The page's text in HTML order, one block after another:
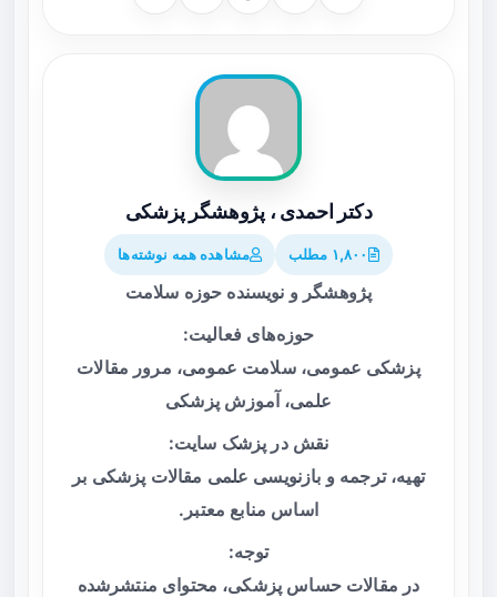
دکتر احمدی ، پژوهشگر پزشکی
۱,۸۰۰ مطلب مشاهده همه نوشته‌ها
پژوهشگر و نویسنده حوزه سلامت
حوزه‌های فعالیت:
پزشکی عمومی، سلامت عمومی، مرور مقالات
علمی، آموزش پزشکی
نقش در پزشک سایت:
تهیه، ترجمه و بازنویسی علمی مقالات پزشکی بر
اساس منابع معتبر.
توجه:
در مقالات حساس پزشکی، محتوای منتشرشده